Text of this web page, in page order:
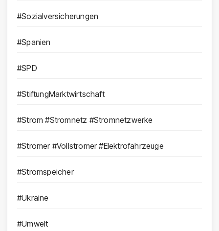
#Sozialversicherungen
#Spanien
#SPD
#StiftungMarktwirtschaft
#Strom #Stromnetz #Stromnetzwerke
#Stromer #Vollstromer #Elektrofahrzeuge
#Stromspeicher
#Ukraine
#Umwelt